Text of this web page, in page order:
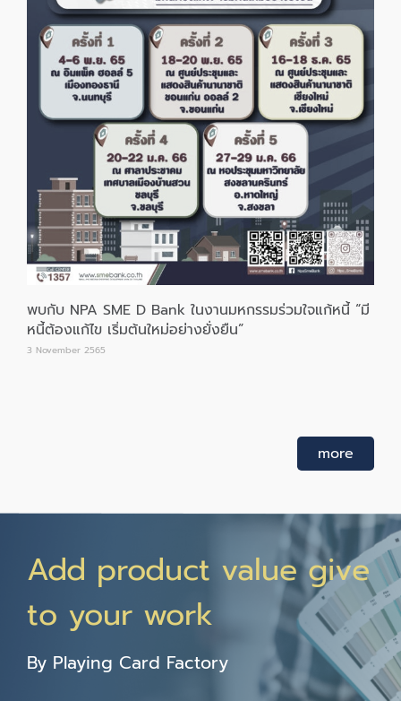
พบกับ NPA SME D Bank ในงานมหกรรมร่วมใจแก้หนี้ “มี
หนี้ต้องแก้ไข เริ่มต้นใหม่อย่างยั่งยืน”
3 November 2565
more
Add product value give
to your work
By Playing Card Factory